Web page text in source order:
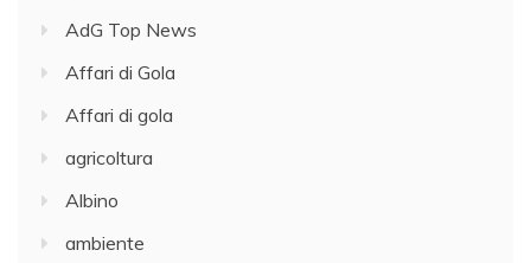
AdG Top News
Affari di Gola
Affari di gola
agricoltura
Albino
ambiente